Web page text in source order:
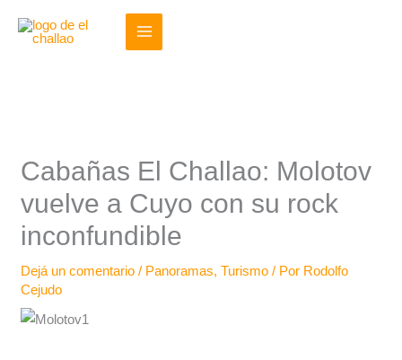
Cabañas El Challao: Molotov
vuelve a Cuyo con su rock
inconfundible
Dejá un comentario / Panoramas,Turismo / Por Rodolfo
Cejudo